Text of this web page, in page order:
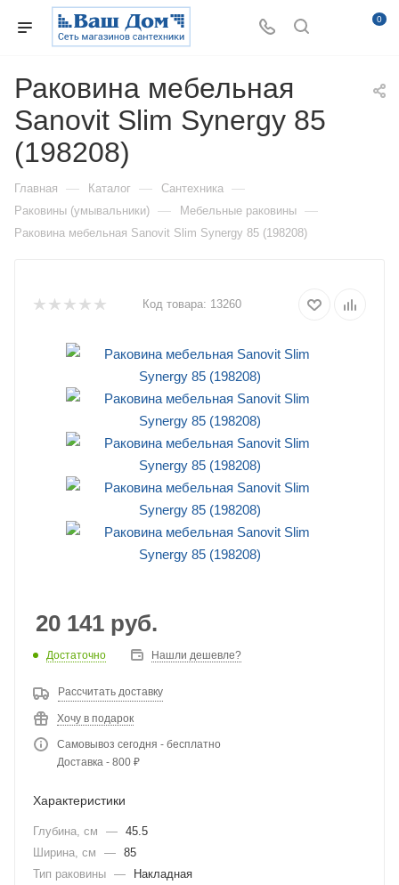
0
Раковина мебельная
Sanovit Slim Synergy 85
(198208)
Главная — Каталог — Сантехника —
Раковины (умывальники) — Мебельные раковины —
Раковина мебельная Sanovit Slim Synergy 85 (198208)
Код товара: 13260
20 141 руб.
Достаточно Нашли дешевле?
Рассчитать доставку
Хочу в подарок
Самовывоз сегодня - бесплатно
Доставка - 800 ₽
Характеристики
Глубина, см — 45.5
Ширина, см
— 85
Тип раковины —
Накладная